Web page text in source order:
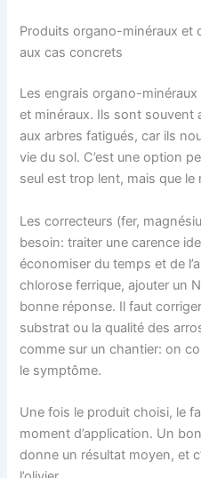
Produits organo-minéraux et
aux cas concrets
Les engrais organo-
et minéraux. Ils sont souvent
aux arbres fatigués, car ils
vie du sol. C’est une option
seul est trop lent, mais que
Les correcteurs (fer,
besoin: traiter une carence
économiser du temps et de
chlorose ferrique, ajouter un
bonne réponse. Il faut
substrat ou la qualité des
comme sur un chantier: on
le symptôme.
Une fois le produit choisi, le
moment d’application. Un
donne un résultat moyen, et